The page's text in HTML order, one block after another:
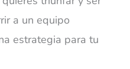
a un equipo
estrategia para tu